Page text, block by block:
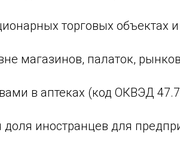
торговых объектах
магазинов, палаток,
в аптеках (код ОКВЭД
иностранцев для